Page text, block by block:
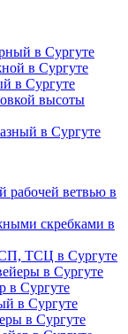
в Сургуте
в Сургуте
в Сургуте
высоты
в Сургуте
рабочей ветвью в
скребками в
ТСЦ в Сургуте
в Сургуте
в Сургуте
в Сургуте
в Сургуте